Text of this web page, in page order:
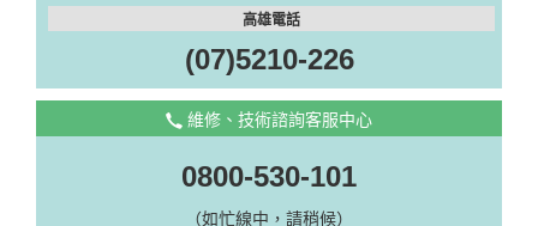
高雄電話
(07)5210-226
維修、技術諮詢客服中心
0800-530-101
（如忙線中，請稍候）